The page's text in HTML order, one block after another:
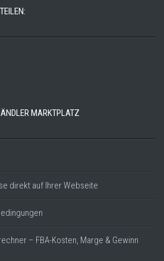
MARKTPLATZ
direkt auf Ihrer Webseite
– FBA-Kosten, Marge & Gewinn